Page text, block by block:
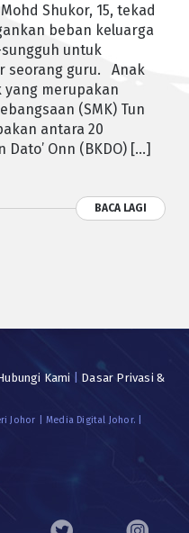
Shukor, 15, tekad
beban keluarga
untuk
seorang guru. Anak
merupakan
(SMK) Tun
antara 20
Onn (BKDO) […]
BACA LAGI
Kami
Dasar Privasi &
Johor | Media Digital Johor. |